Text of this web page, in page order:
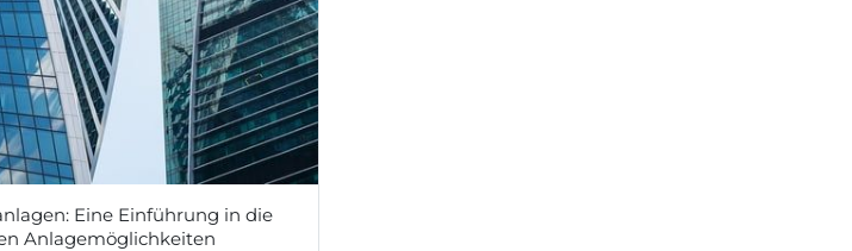
Eine Einführung in die
Anlagemöglichkeiten